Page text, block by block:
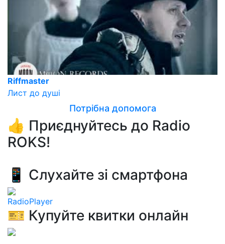
Riffmaster
Лист до душі
Потрібна допомога
👍 Приєднуйтесь до Radio
ROKS!
📱 Слухайте зі смартфона
RadioPlayer
🎫 Купуйте квитки онлайн